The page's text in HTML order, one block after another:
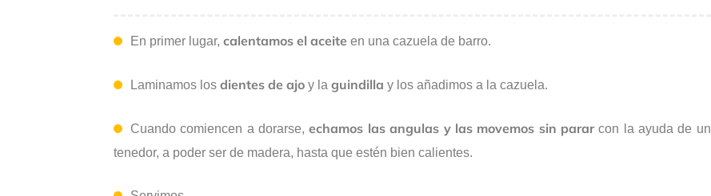
En primer lugar, calentamos el aceite en una cazuela de barro.
Laminamos los dientes de ajo y la guindilla y los añadimos a la cazuela.
Cuando comiencen a dorarse,echamos las angulas y las movemos sin pararcon la ayuda de un
tenedor, a poder ser de madera, hasta que estén bien calientes.